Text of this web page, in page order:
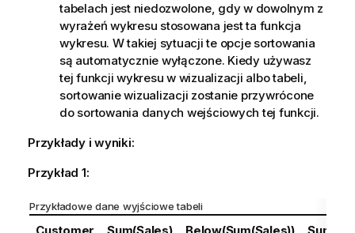
tabelach jest niedozwolone, gdy w dowolnym z
wyrażeń wykresu stosowana jest ta funkcja
wykresu. W takiej sytuacji te opcje sortowania
są automatycznie wyłączone. Kiedy używasz
tej funkcji wykresu w wizualizacji albo tabeli,
sortowanie wizualizacji zostanie przywrócone
do sortowania danych wejściowych tej funkcji.
Przykłady i wyniki:
Przykład 1:
Przykładowe dane wyjściowe tabeli